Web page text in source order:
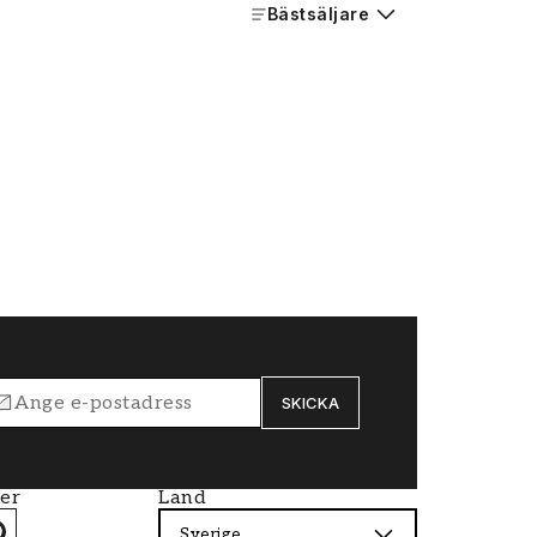
Bästsäljare
SKICKA
Land